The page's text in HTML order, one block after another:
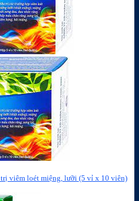
viêm loét miệng, lưỡi (5 vỉ x 10 viên)